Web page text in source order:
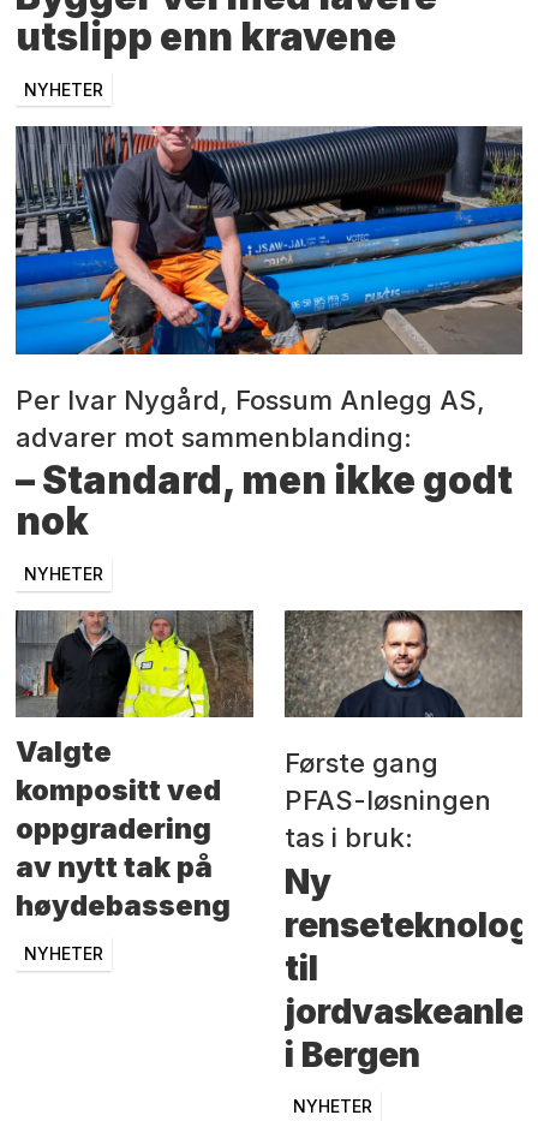
utslipp enn kravene
NYHETER
Per Ivar Nygård, Fossum Anlegg AS,
advarer mot sammenblanding:
– Standard, men ikke godt
nok
NYHETER
Valgte
kompositt ved
oppgradering
av nytt tak på
høydebasseng
NYHETER
Første gang
PFAS-løsningen
tas i bruk:
Ny
til
i Bergen
NYHETER